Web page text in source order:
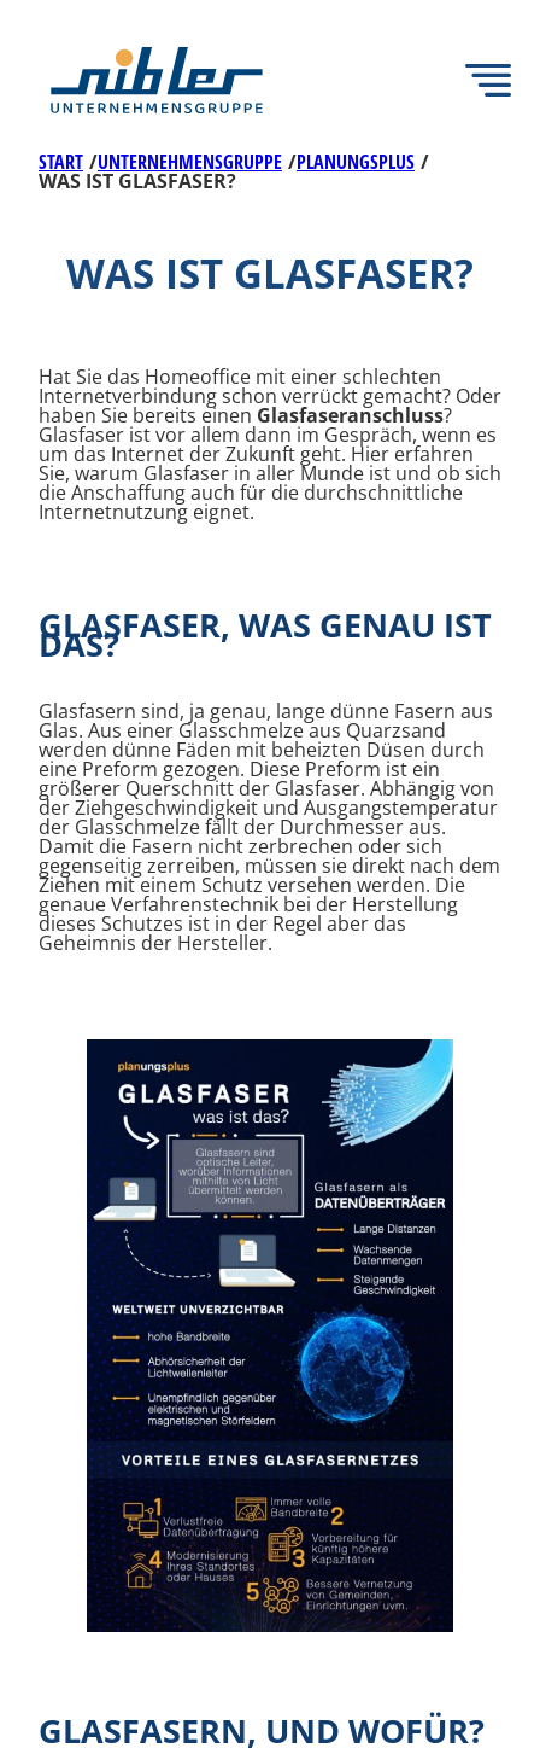
Back
START /UNTERNEHMENSGRUPPE /PLANUNGSPLUS /
WAS IST GLASFASER?
WAS IST GLASFASER?
Hat Sie das Homeoffice mit einer schlechten
Internetverbindung schon verrückt gemacht? Oder
haben Sie bereits einen Glasfaseranschluss?
Glasfaser ist vor allem dann im Gespräch, wenn es
um das Internet der Zukunft geht. Hier erfahren
Sie, warum Glasfaser in aller Munde ist und ob sich
die Anschaffung auch für die durchschnittliche
Internetnutzung eignet.
GLASFASER, WAS GENAU IST
DAS?
Glasfasern sind, ja genau, lange dünne Fasern aus
Glas. Aus einer Glasschmelze aus Quarzsand
werden dünne Fäden mit beheizten Düsen durch
eine Preform gezogen. Diese Preform ist ein
größerer Querschnitt der Glasfaser. Abhängig von
der Ziehgeschwindigkeit und Ausgangstemperatur
der Glasschmelze fällt der Durchmesser aus.
Damit die Fasern nicht zerbrechen oder sich
gegenseitig zerreiben, müssen sie direkt nach dem
Ziehen mit einem Schutz versehen werden. Die
genaue Verfahrenstechnik bei der Herstellung
dieses Schutzes ist in der Regel aber das
Geheimnis der Hersteller.
GLASFASERN, UND WOFÜR?